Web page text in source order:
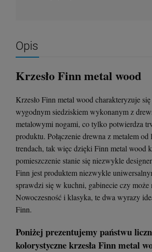
Ferne
379,00 zł
DO KOSZYKA
397,00 zł
DO KOSZYKA
Opis
Krzesło Finn metal wood
Krzesło Finn metal wood charakteryzuje
wygodnym siedziskiem wykonanym z
metalowymi nogami, co tylko potwierdza
produktu. Połączenie drewna z metalem
trendach, tak więc dzięki Finn metal wood
pomieszczenie stanie się niezwykle
Finn jest produktem niezwykle
sprawdzi się w kuchni, gabinecie czy może
Nowoczesność i klasyka, te dwa wyrazy
Finn.
Poniżej prezentujemy państwu
kolorystyczne krzesła Finn metal